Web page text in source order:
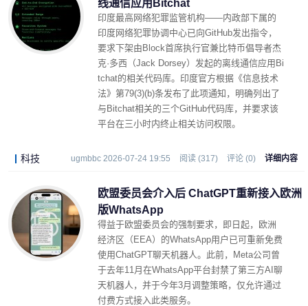
线通信应用Bitchat
印度最高网络犯罪监管机构——内政部下属的
印度网络犯罪协调中心已向GitHub发出指令，
要求下架由Block首席执行官兼比特币倡导者杰
克·多西（Jack Dorsey）发起的离线通信应用Bi
tchat的相关代码库。印度官方根据《信息技术
法》第79(3)(b)条发布了此项通知，明确列出了
与Bitchat相关的三个GitHub代码库，并要求该
平台在三小时内终止相关访问权限。
科技 ugmbbc 2026-07-24 19:55 阅读 (317) 评论 (0) 详细内容
欧盟委员会介入后 ChatGPT重新接入欧洲
版WhatsApp
得益于欧盟委员会的强制要求，即日起，欧洲
经济区（EEA）的WhatsApp用户已可重新免费
使用ChatGPT聊天机器人。此前，Meta公司曾
于去年11月在WhatsApp平台封禁了第三方AI聊
天机器人，并于今年3月调整策略，仅允许通过
付费方式接入此类服务。